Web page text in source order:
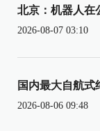
北京：机器人在
2026-08-07 03:10
国内最大自航式
2026-08-06 09:48